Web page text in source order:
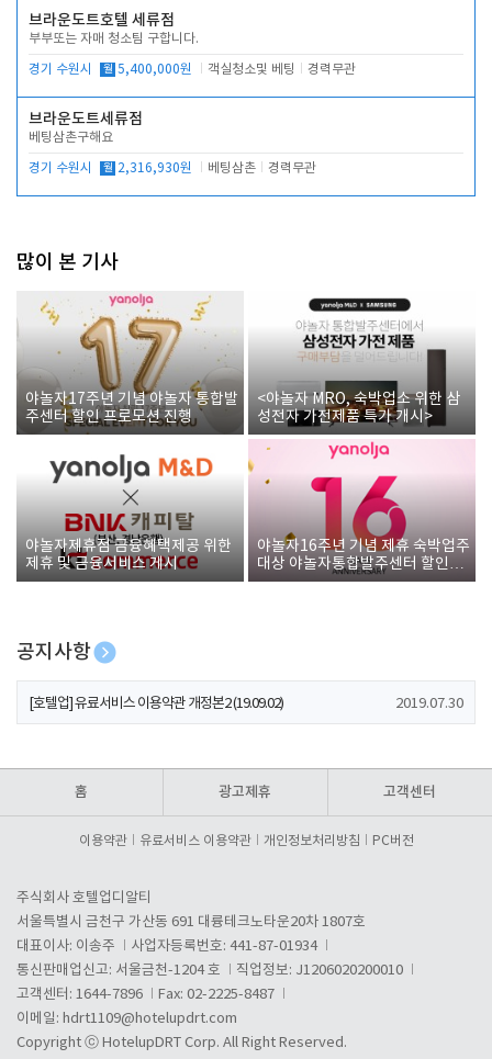
브라운도트호텔 세류점
부부또는 자매 청소팀 구합니다.
경기 수원시 월 5,400,000원 객실청소및 베팅 경력무관
브라운도트세류점
베팅삼촌구해요
경기 수원시 월 2,316,930원 베팅삼촌 경력무관
많이 본 기사
야놀자17주년 기념 야놀자 통합발
주센터 할인 프로모션 진행
<야놀자 MRO, 숙박업소 위한 삼
성전자 가전제품 특가 개시>
야놀자제휴점 금융혜택제공 위한
제휴 및 금융서비스 게시
야놀자16주년 기념 제휴 숙박업주
대상 야놀자통합발주센터 할인쿠
폰 증정
공지사항
[호텔업] 개인정보 처리방침 개정본1 (19.09.02)
[호텔업] 유료서비스 이용약관 개정본2 (19.09.02) 2019.07.30
홈 광고제휴 고객센터
이용약관 유료서비스 이용약관 개인정보처리방침 PC버전
주식회사 호텔업디알티
서울특별시 금천구 가산동 691 대륭테크노타운20차 1807호
대표이사: 이송주
사업자등록번호: 441-87-01934
통신판매업신고: 서울금천-1204 호
직업정보: J1206020200010
고객센터: 1644-7896
Fax: 02-2225-8487
이메일: hdrt1109@hotelupdrt.com
Copyright ⓒ HotelupDRT Corp. All Right Reserved.